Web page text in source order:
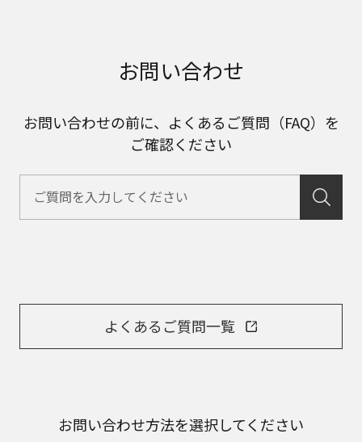
お問い合わせ
お問い合わせの前に、よくあるご質問（FAQ）を
ご確認ください
よくあるご質問一覧
お問い合わせ方法を選択してください